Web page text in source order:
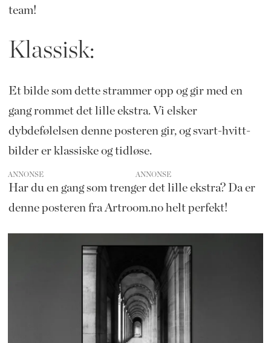
team!
Klassisk:
Et bilde som dette strammer opp og gir med en
gang rommet det lille ekstra. Vi elsker
dybdefølelsen denne posteren gir, og svart-hvitt-
bilder er klassiske og tidløse.
ANNONSE
Har du en gang som trenger det lille ekstra? Da er
denne posteren fra Artroom.no helt perfekt!